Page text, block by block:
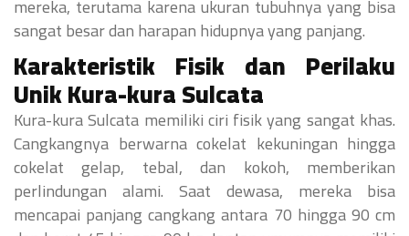
mereka, terutama karena ukuran tubuhnya yang bisa
sangat besar dan harapan hidupnya yang panjang.
Karakteristik Fisik dan Perilaku
Unik Kura-kura Sulcata
Kura-kura Sulcata memiliki ciri fisik yang sangat khas.
Cangkangnya berwarna cokelat kekuningan hingga
cokelat gelap, tebal, dan kokoh, memberikan
perlindungan alami. Saat dewasa, mereka bisa
mencapai panjang cangkang antara 70 hingga 90 cm